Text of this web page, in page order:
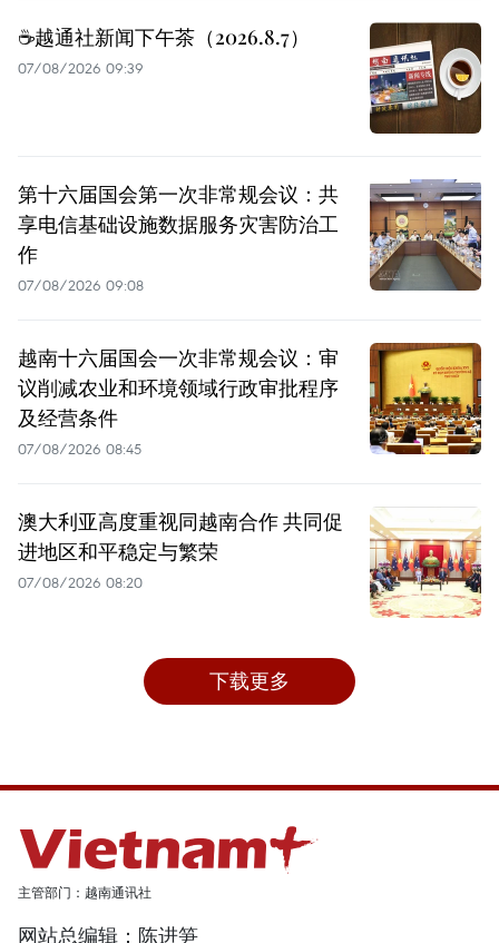
☕️越通社新闻下午茶（2026.8.7）
07/08/2026 09:39
第十六届国会第一次非常规会议：共
享电信基础设施数据服务灾害防治工
作
07/08/2026 09:08
越南十六届国会一次非常规会议：审
议削减农业和环境领域行政审批程序
及经营条件
07/08/2026 08:45
澳大利亚高度重视同越南合作 共同促
进地区和平稳定与繁荣
07/08/2026 08:20
下载更多
主管部门：越南通讯社
网站总编辑：陈进笋